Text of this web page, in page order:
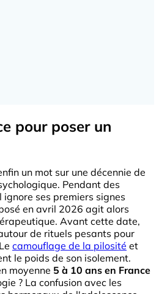
pour poser un
un mot sur une décennie de
Pendant des
ses premiers signes
en avril 2026 agit alors
Avant cette date,
de rituels pesants pour
camouflage de la pilosité et
le poids de son isolement.
moyenne 5 à 10 ans en France
? La confusion avec les